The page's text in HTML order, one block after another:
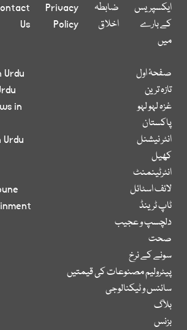
ایکسپریس
کے بارے
میں
ضابطہ
اخلاق
Privacy
Policy
Us
صفحۂ اول
تازہ ترین
غزہ لہو لہو
پاکستان
انٹر نیشنل
کھیل
انٹرٹینمنٹ
لائف اسٹائل
ٹاپ ٹرینڈ
دلچسپ و عجیب
صحت
سونے کے نرخ
پیٹرولیم مصنوعات کی قیمتیں
سائنس و ٹیکنالوجی
بلاگ
بزنس
Urdu
in
Urdu